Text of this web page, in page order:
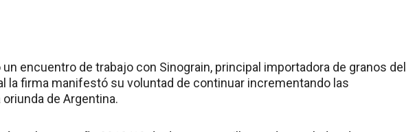
un encuentro de trabajo con Sinograin, principal importadora de granos del
la firma manifestó su voluntad de continuar incrementando las
de Argentina.